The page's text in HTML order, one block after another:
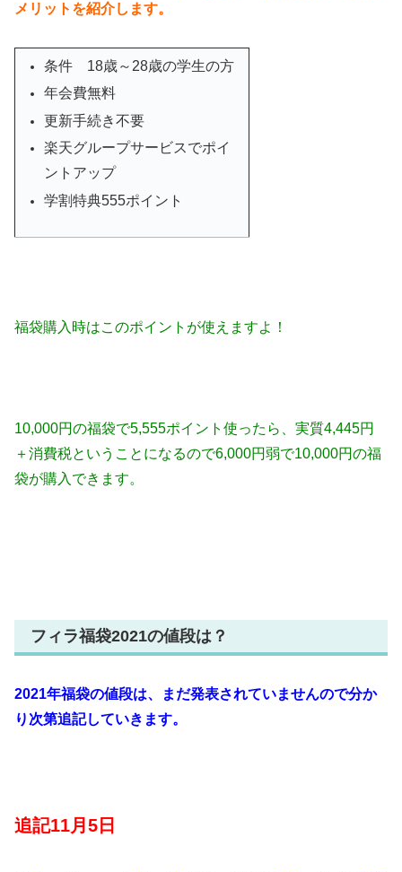
メリットを紹介します。
条件 18歳～28歳の学生の方
年会費無料
更新手続き不要
楽天グループサービスでポイ
ントアップ
学割特典555ポイント
福袋購入時はこのポイントが使えますよ！
10,000円の福袋で5,555ポイント使ったら、実質4,445円
＋消費税ということになるので6,000円弱で10,000円の福
袋が購入できます。
フィラ福袋2021の値段は？
2021年福袋の値段は、まだ発表されていませんので分か
り次第追記していきます。
追記11月5日